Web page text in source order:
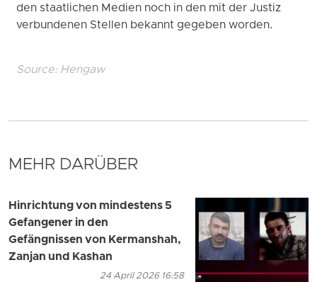
den staatlichen Medien noch in den mit der Justiz
verbundenen Stellen bekannt gegeben worden.
Source: Hengaw
MEHR DARÜBER
Hinrichtung von mindestens 5
Gefangener in den
Gefängnissen von Kermanshah,
Zanjan und Kashan
24 April 2026 16:58